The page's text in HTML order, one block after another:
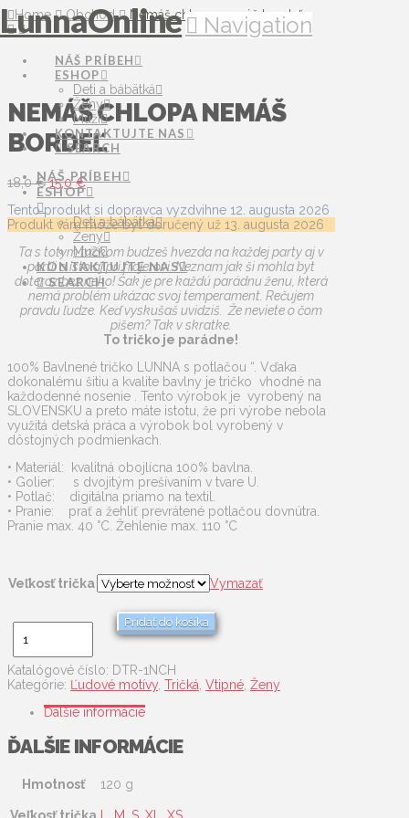
LunnaOnline Navigation
NÁŠ PRÍBEH
ESHOP
Deti a bábätká
Ženy
Muži
KONTAKTUJTE NAS
SEARCH
NÁŠ PRÍBEH
ESHOP
Deti a bábätká
Ženy
Muži
KONTAKTUJTE NAS
SEARCH
Home Obchod Nemáš chlopa nemáš bordeľ
NEMÁŠ CHLOPA NEMÁŠ
BORDEĽ
18,0€Pôvodná
cena
bola:
18,0 €.
15,0€Aktuálna
cena
je:
15,0 €.
Tento produkt si dopravca vyzdvihne 12. augusta 2026
Produkt vám môže byť doručený už 13. augusta 2026
Ta s totym tričkom budzeš hvezda na každej party aj v
partii a isto aj pri frajerovi. Neznam jak ši mohla byt
doteraz bez neho! Šak je pre každú parádnu ženu, která
nemá problém ukázac svoj temperament. Rečujem
pravdu ľudze. Keď vyskušaš uvidziš. Že neviete o čom
pišem? Tak v skratke.
To tričko je parádne!
100% Bavlnené tričko LUNNA s potlačou “. Vďaka
dokonalému šitiu a kvalite bavlny je tričko vhodné na
každodenné nosenie . Tento výrobok je vyrobený na
SLOVENSKU a preto máte istotu, že pri výrobe nebola
využitá detská práca a výrobok bol vyrobený v
dôstojných podmienkach.
• Materiál: kvalitná obojlícna 100% bavlna.
• Golier: s dvojitým prešívaním v tvare U.
• Potlač: digitálna priamo na textil.
• Pranie: prať a žehliť prevrátené potlačou dovnútra.
Pranie max. 40 °C. Žehlenie max. 110 °C
Veľkosť trička Vymazať
množstvo
Nemáš
nemáš
bordeľ
Pridať do košíka
Katalógové číslo: DTR-1NCH
Kategórie: Ľudové motívy Tričká Vtipné Ženy
Ďalšie informácie
ĎALŠIE INFORMÁCIE
Hmotnosť 120 g
Veľkosť trička M S XL XS